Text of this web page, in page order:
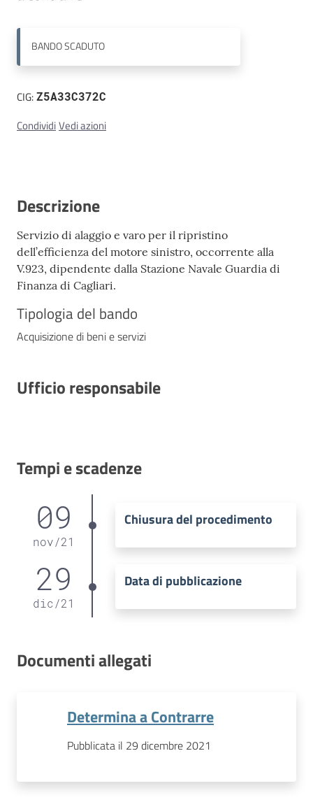
BANDOSCADUTO
CIG:Z5A33C372C
CondividiVedi azioni
Descrizione
Servizio di alaggio e varo per il ripristino
dell’efficienza del motore sinistro, occorrente alla
V.923, dipendente dalla Stazione Navale Guardia di
Finanza di Cagliari.
Tipologia del bando
Acquisizione di beni e servizi
Ufficio responsabile
Tempi e scadenze
09
nov/21
Chiusura del procedimento
29
dic /21
Data di pubblicazione
Documenti allegati
Determina a Contrarre
Pubblicata il 29 dicembre 2021